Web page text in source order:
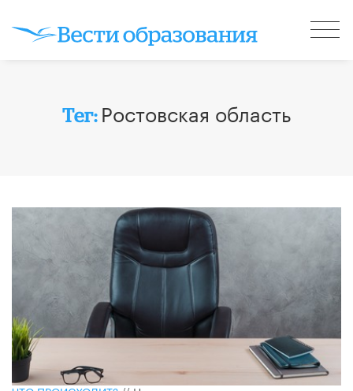
Тег: Ростовская область